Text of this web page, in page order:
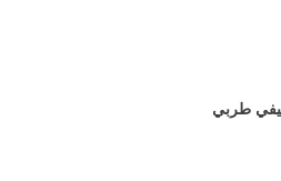
طربي